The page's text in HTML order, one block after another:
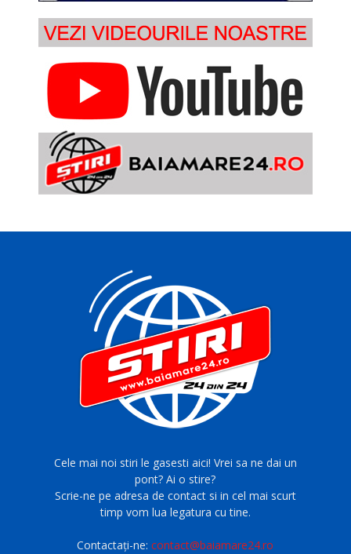
Cele mai noi stiri le gasesti aici! Vrei sa ne dai un
pont? Ai o stire?
Scrie-ne pe adresa de contact si in cel mai scurt
timp vom lua legatura cu tine.
Contactați-ne:contact@baiamare24.ro